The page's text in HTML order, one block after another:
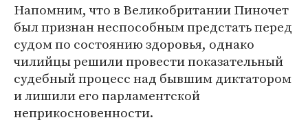
Напомним, что в Великобритании Пиночет
был признан неспособным предстать перед
судом по состоянию здоровья, однако
чилийцы решили провести показательный
судебный процесс над бывшим диктатором
и лишили его парламентской
неприкосновенности.